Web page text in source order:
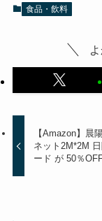
食品・飲料
【Amazon】晨
ネット2M*2M
ード が 50％